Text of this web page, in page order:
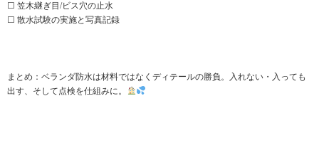
☐ 笠木継ぎ目/ビス穴の止水
☐ 散水試験の実施と写真記録
まとめ：ベランダ防水は材料ではなくディテールの勝負。入れない・入っても
出す、そして点検を仕組みに。